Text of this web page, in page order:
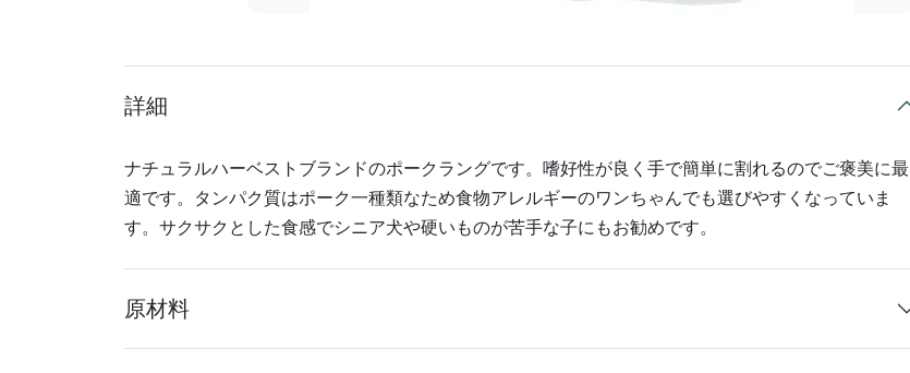
詳細
ナチュラルハーベストブランドのポークラングです。嗜好性が良く手で簡単に割れるのでご褒美に最
適です。タンパク質はポーク一種類なため食物アレルギーのワンちゃんでも選びやすくなっていま
す。サクサクとした食感でシニア犬や硬いものが苦手な子にもお勧めです。
原材料